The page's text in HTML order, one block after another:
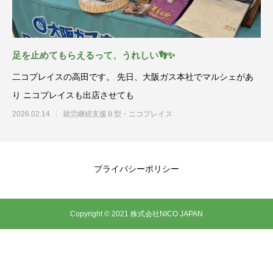
足を止めてもらえるって、うれしい👣✨
二コプレイスの高田です。 先日、大阪ガス本社でマルシェがあ
り ニコプレイスも出店させても
2026.02.14 就労継続支援Ｂ型・ニコプレイス
プライバシーポリシー
Copyright © 2021 株式会社NICO JAPAN